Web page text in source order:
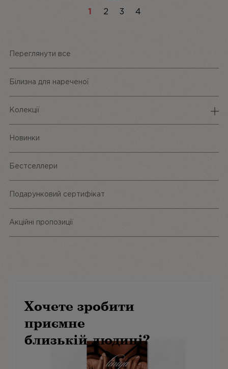
1 2 3 4
Переглянути все
Білизна для нареченої
Колекції
Одяг та аксесуари
Новинки
Бестселлери
Подарунковий сертифікат
Акційні пропозиції
Хочете зробити
приємне
близькій людині?